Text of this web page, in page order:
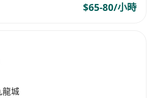
險，持有有效食品從業人員健康證明
神，能配合早班作業時段（含假
溝通產線異常或原料短缺等狀況。
$65-80/小時
龍城